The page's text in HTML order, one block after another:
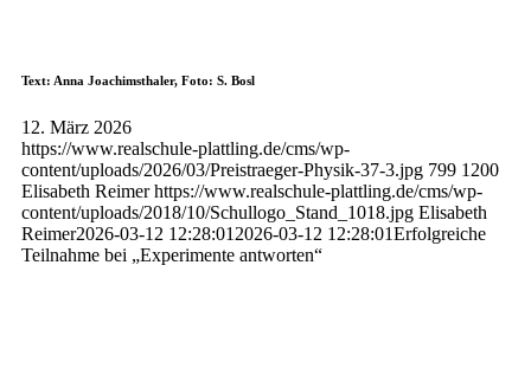
Text: Anna Joachimsthaler, Foto: S. Bosl
12. März 2026
https://www.realschule-plattling.de/cms/wp-
content/uploads/2026/03/Preistraeger-Physik-37-3.jpg 799 1200
Elisabeth Reimer https://www.realschule-plattling.de/cms/wp-
content/uploads/2018/10/Schullogo_Stand_1018.jpg Elisabeth
Reimer2026-03-12 12:28:01 2026-03-12 12:28:01Erfolgreiche
Teilnahme bei „Experimente antworten“